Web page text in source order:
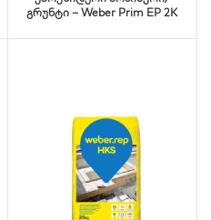
გრუნტი – Weber Prim EP 2K